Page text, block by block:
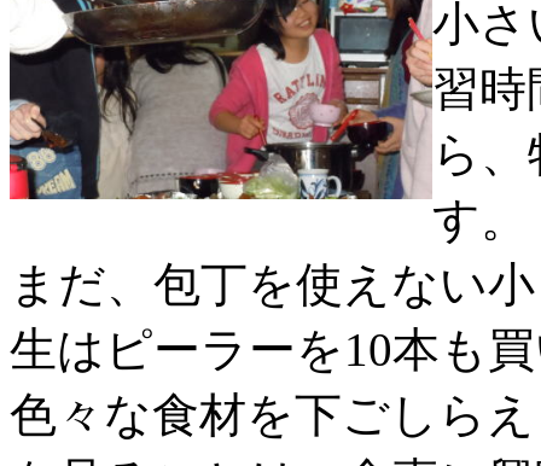
小さ
習
ら
す。
まだ、包丁を使えない
生はピーラーを10本も
色々な食材を下ごしら